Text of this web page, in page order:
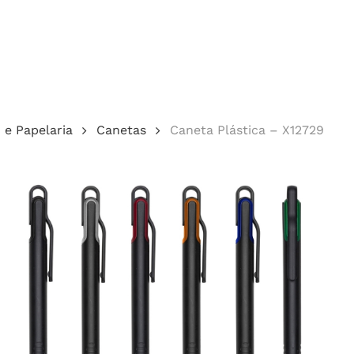
Papelaria Canetas Caneta Plástica – X12729